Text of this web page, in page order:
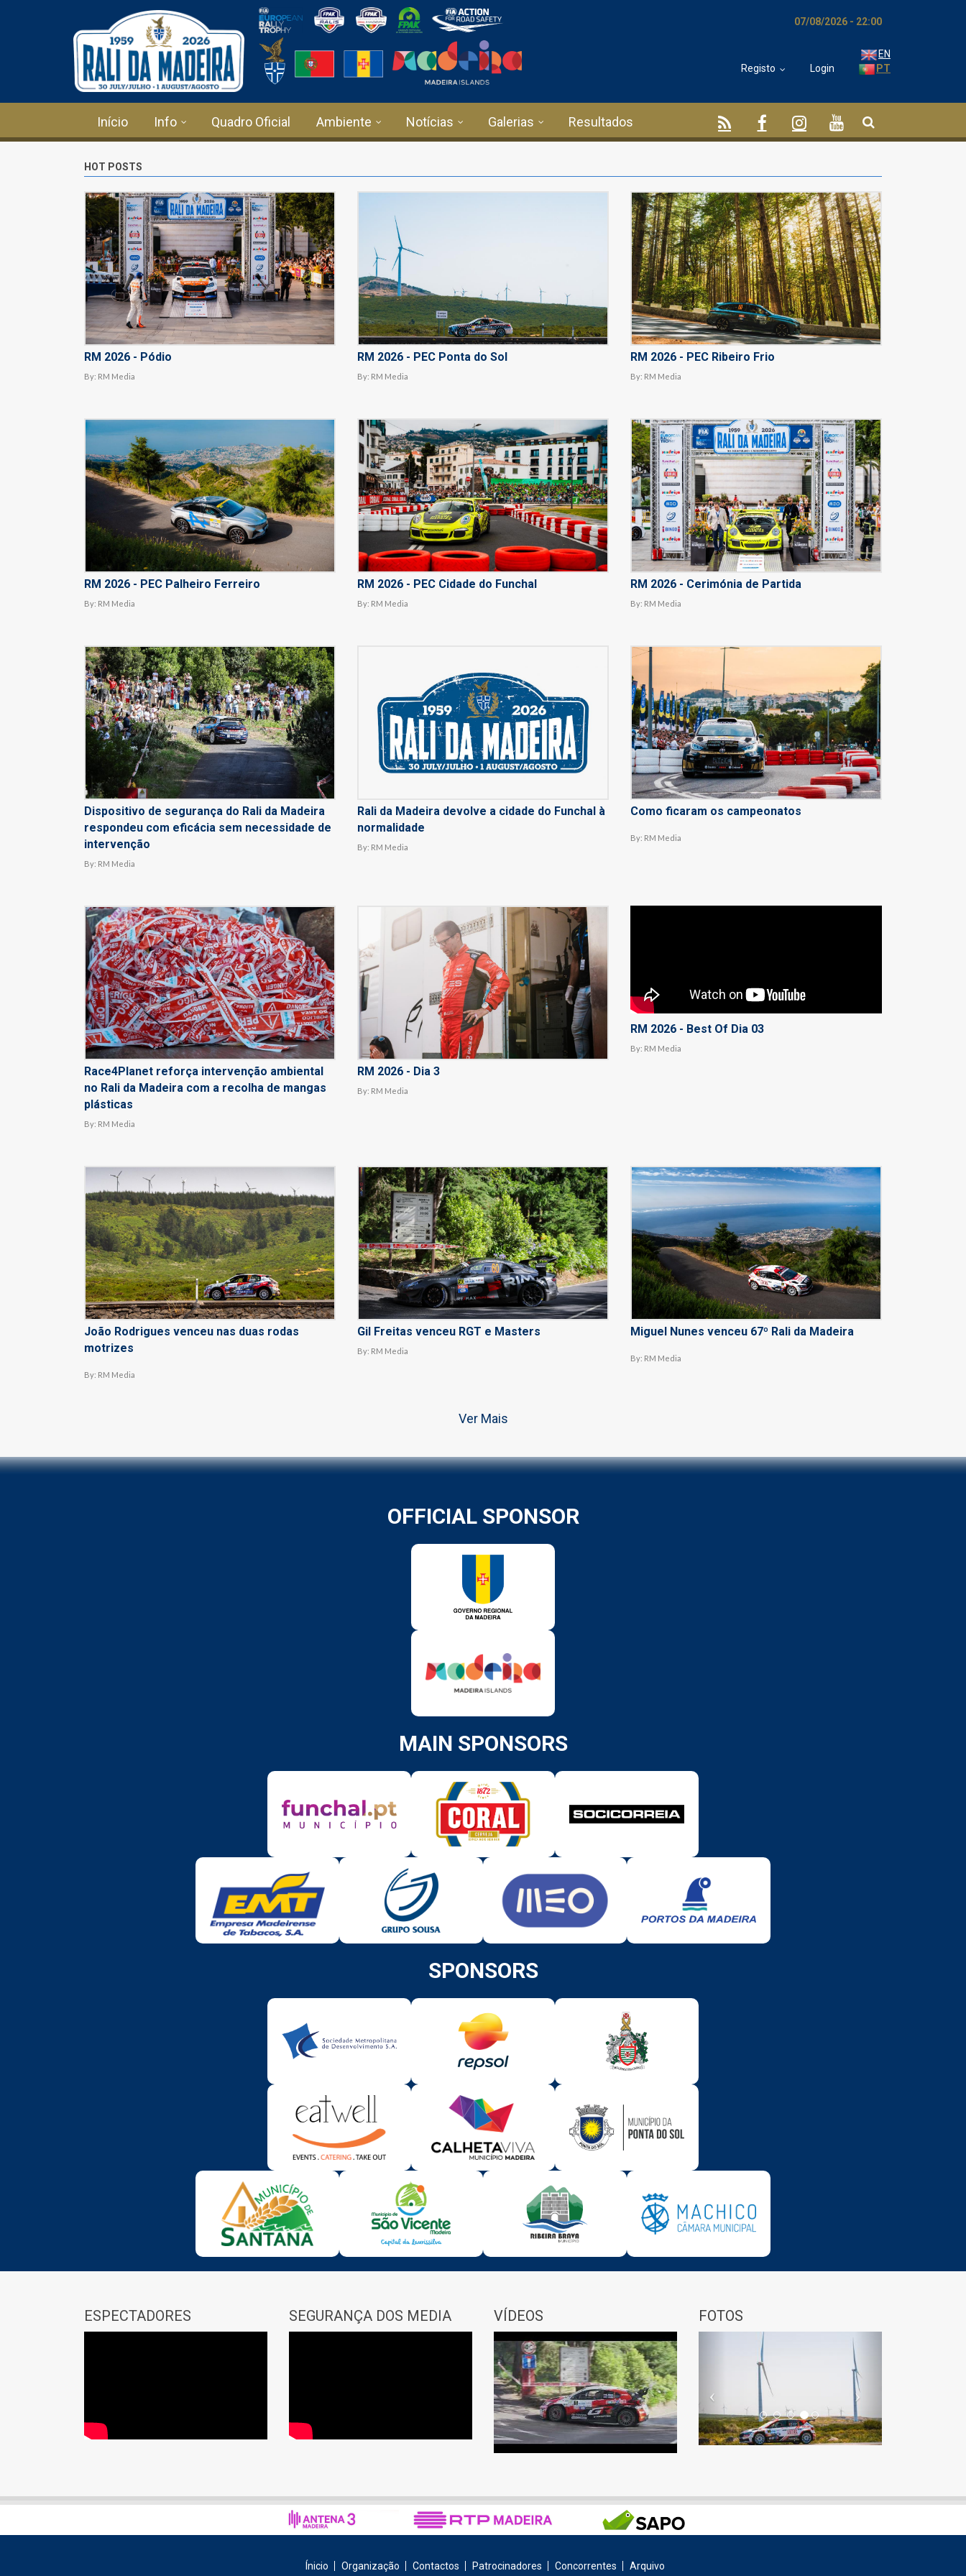
Passar para o conteúdo principal
07/08/2026 - 22:01
Registo Login
EN
PT
Início Info Quadro Oficial Ambiente Notícias Galerias Resultados
HOT POSTS
RM 2026 - Pódio
By: RM Media
RM 2026 - PEC Ponta do Sol
By: RM Media
RM 2026 - PEC Ribeiro Frio
By: RM Media
RM 2026 - PEC Palheiro Ferreiro
By: RM Media
RM 2026 - PEC Cidade do Funchal
By: RM Media
RM 2026 - Cerimónia de Partida
By: RM Media
Dispositivo de segurança do Rali da Madeira
respondeu com eficácia sem necessidade de
intervenção
By: RM Media
Rali da Madeira devolve a cidade do Funchal à
normalidade
By: RM Media
Como ficaram os campeonatos
By: RM Media
Race4Planet reforça intervenção ambiental
no Rali da Madeira com a recolha de mangas
plásticas
By: RM Media
RM 2026 - Dia 3
By: RM Media
RM 2026 - Best Of Dia 03
By: RM Media
João Rodrigues venceu nas duas rodas
motrizes
By: RM Media
Gil Freitas venceu RGT e Masters
By: RM Media
Miguel Nunes venceu 67º Rali da Madeira
By: RM Media
Ver Mais
OFFICIAL SPONSOR
MAIN SPONSORS
SPONSORS
ESPECTADORES SEGURANÇA DOS MEDIA VÍDEOS
FOTOS
Previous
Ínicio Organização Contactos Patrocinadores Concorrentes Arquivo